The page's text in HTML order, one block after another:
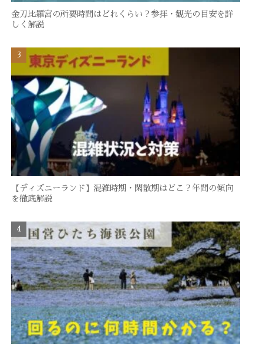
金刀比羅宮の所要時間はどれくらい？参拝・観光の目安を詳
しく解説
【ディズニーランド】混雑時期・閑散期はどこ？年間の傾向
を徹底解説